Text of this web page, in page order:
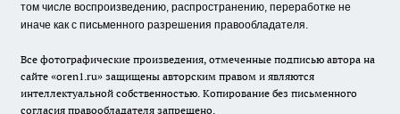
том числе воспроизведению, распространению, переработке не
иначе как с письменного разрешения правообладателя.
Все фотографические произведения, отмеченные подписью автора на
сайте «oren1.ru» защищены авторским правом и являются
интеллектуальной собственностью. Копирование без письменного
согласия правообладателя запрещено.